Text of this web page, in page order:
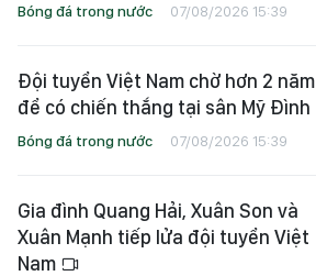
Bóng đá trong nước 07/08/2026 15:39
Đội tuyển Việt Nam chờ hơn 2 năm
để có chiến thắng tại sân Mỹ Đình
Bóng đá trong nước 07/08/2026 15:39
Gia đình Quang Hải, Xuân Son và
Xuân Mạnh tiếp lửa đội tuyển Việt
Nam